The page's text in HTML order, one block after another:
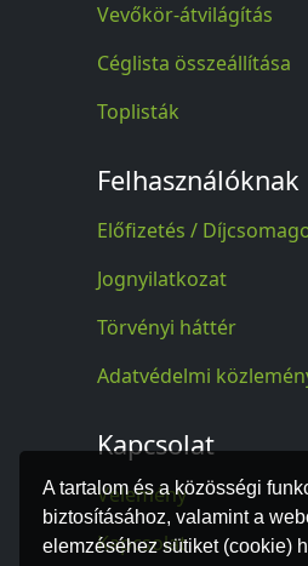
A tartalom és a közösségi
biztosításához, valamint a
elemzéséhez sütiket (cookie)
Vevőkör-átvilágítás
Céglista összeállítása
Toplisták
Felhasználóknak
Előfizetés /
Jognyilatkozat
Törvényi háttér
Adatvédelmi
Kapcsolat
Vélemény
Kapcsolat